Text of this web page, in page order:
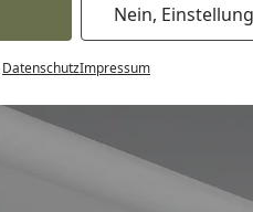
Nein,
DatenschutzImpressum
Meister Deckenleisten